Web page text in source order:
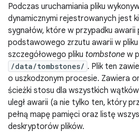
Podczas uruchamiania pliku
dynamicznymi rejestrowanych jest
sygnałów, które w przypadku awarii
podstawowego zrzutu awarii w
szczegółowego pliku tombstone w
/data/tombstones/ . Plik ten
o uszkodzonym procesie. Zawiera
ścieżki stosu dla wszystkich
uległ awarii (a nie tylko ten, który
pełną mapę pamięci oraz listę
deskryptorów plików.